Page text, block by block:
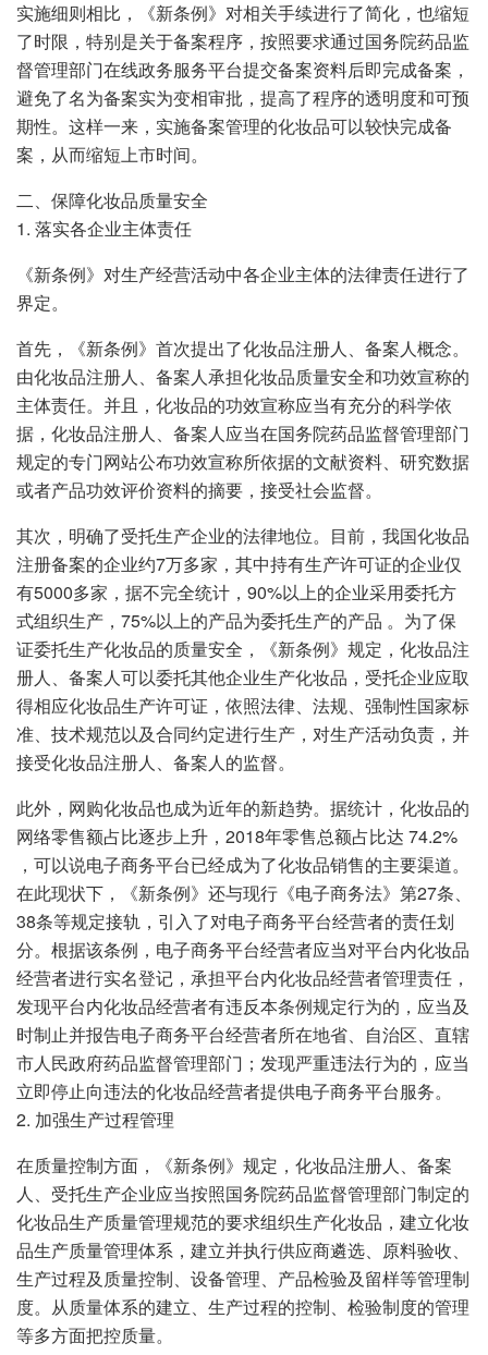
实施细则相比，《新条例》对相关手续进行了简化，也缩短
了时限，特别是关于备案程序，按照要求通过国务院药品监
督管理部门在线政务服务平台提交备案资料后即完成备案，
避免了名为备案实为变相审批，提高了程序的透明度和可预
期性。这样一来，实施备案管理的化妆品可以较快完成备
案，从而缩短上市时间。
二、保障化妆品质量安全
1. 落实各企业主体责任
《新条例》对生产经营活动中各企业主体的法律责任进行了
界定。
首先，《新条例》首次提出了化妆品注册人、备案人概念。
由化妆品注册人、备案人承担化妆品质量安全和功效宣称的
主体责任。并且，化妆品的功效宣称应当有充分的科学依
据，化妆品注册人、备案人应当在国务院药品监督管理部门
规定的专门网站公布功效宣称所依据的文献资料、研究数据
或者产品功效评价资料的摘要，接受社会监督。
其次，明确了受托生产企业的法律地位。目前，我国化妆品
注册备案的企业约7万多家，其中持有生产许可证的企业仅
有5000多家，据不完全统计，90%以上的企业采用委托方
式组织生产，75%以上的产品为委托生产的产品 。为了保
证委托生产化妆品的质量安全，《新条例》规定，化妆品注
册人、备案人可以委托其他企业生产化妆品，受托企业应取
得相应化妆品生产许可证，依照法律、法规、强制性国家标
准、技术规范以及合同约定进行生产，对生产活动负责，并
接受化妆品注册人、备案人的监督。
此外，网购化妆品也成为近年的新趋势。据统计，化妆品的
网络零售额占比逐步上升，2018年零售总额占比达 74.2%
，可以说电子商务平台已经成为了化妆品销售的主要渠道。
在此现状下，《新条例》还与现行《电子商务法》第27条、
38条等规定接轨，引入了对电子商务平台经营者的责任划
分。根据该条例，电子商务平台经营者应当对平台内化妆品
经营者进行实名登记，承担平台内化妆品经营者管理责任，
发现平台内化妆品经营者有违反本条例规定行为的，应当及
时制止并报告电子商务平台经营者所在地省、自治区、直辖
市人民政府药品监督管理部门；发现严重违法行为的，应当
立即停止向违法的化妆品经营者提供电子商务平台服务。
2. 加强生产过程管理
在质量控制方面，《新条例》规定，化妆品注册人、备案
人、受托生产企业应当按照国务院药品监督管理部门制定的
化妆品生产质量管理规范的要求组织生产化妆品，建立化妆
品生产质量管理体系，建立并执行供应商遴选、原料验收、
生产过程及质量控制、设备管理、产品检验及留样等管理制
度。从质量体系的建立、生产过程的控制、检验制度的管理
等多方面把控质量。